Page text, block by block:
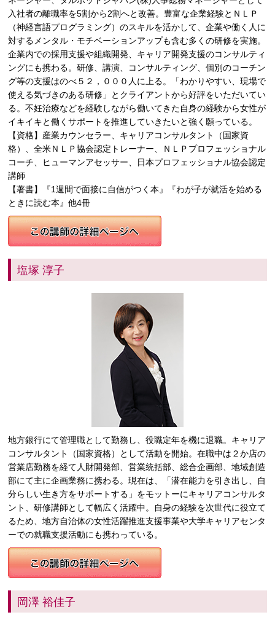
入社者の離職率を5割から2割へと改善。豊富な企業経験とＮＬＰ
（神経言語プログラミング）のスキルを活かして、企業や働く人に
対するメンタル・モチベーションアップも含む多くの研修を実施。
企業内での採用支援や組織開発、キャリア開発支援のコンサルティ
ングにも携わる。研修、講演、コンサルティング、個別のコーチン
グ等の支援はのべ５２，０００人に上る。「わかりやすい、現場で
使える気づきのある研修」とクライアントから好評をいただいてい
る。不妊治療などを経験しながら働いてきた自身の経験から女性が
イキイキと働くサポートを推進していきたいと強く願っている。
【資格】産業カウンセラー、キャリアコンサルタント（国家資
格）、全米ＮＬＰ協会認定トレーナー、ＮＬＰプロフェッショナル
コーチ、ヒューマンアセッサー、日本プロフェッショナル協会認定
講師
【著書】『1週間で面接に自信がつく本』『わが子が就活を始める
ときに読む本』他4冊
塩塚 淳子
地方銀行にて管理職として勤務し、役職定年を機に退職。キャリア
コンサルタント（国家資格）として活動を開始。在職中は２か店の
営業店勤務を経て人財開発部、営業統括部、総合企画部、地域創造
部にて主に企画業務に携わる。現在は、「潜在能力を引き出し、自
分らしい生き方をサポートする」をモットーにキャリアコンサルタ
ント、研修講師として幅広く活躍中。自身の経験を次世代に役立て
るため、地方自治体の女性活躍推進支援事業や大学キャリアセンタ
ーでの就職支援活動にも携わっている。
岡澤 裕佳子